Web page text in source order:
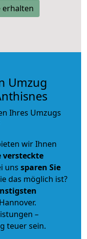
erhalten
Umzug
Ihres Umzugs
wir Ihnen
versteckte
uns sparen Sie
das möglich ist?
–
teuer sein.